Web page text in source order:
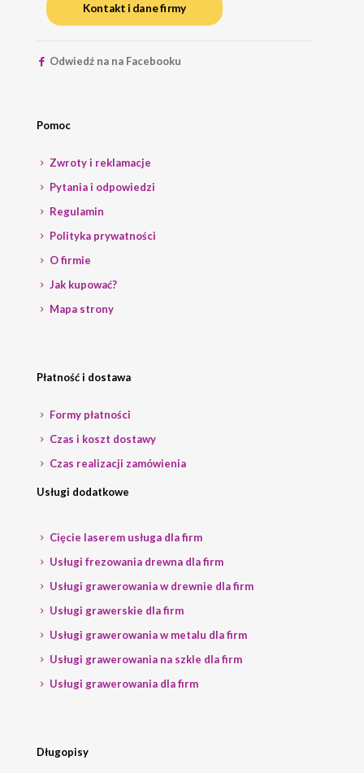
Kontakt i dane firmy
Odwiedź na na Facebooku
Pomoc
Zwroty i reklamacje
Pytania i odpowiedzi
Regulamin
Polityka prywatności
O firmie
Jak kupować?
Mapa strony
Płatność i dostawa
Formy płatności
Czas i koszt dostawy
Czas realizacji zamówienia
Usługi dodatkowe
Cięcie laserem usługa dla firm
Usługi frezowania drewna dla firm
Usługi grawerowania w drewnie dla firm
Usługi grawerskie dla firm
Usługi grawerowania w metalu dla firm
Usługi grawerowania na szkle dla firm
Usługi grawerowania dla firm
Długopisy